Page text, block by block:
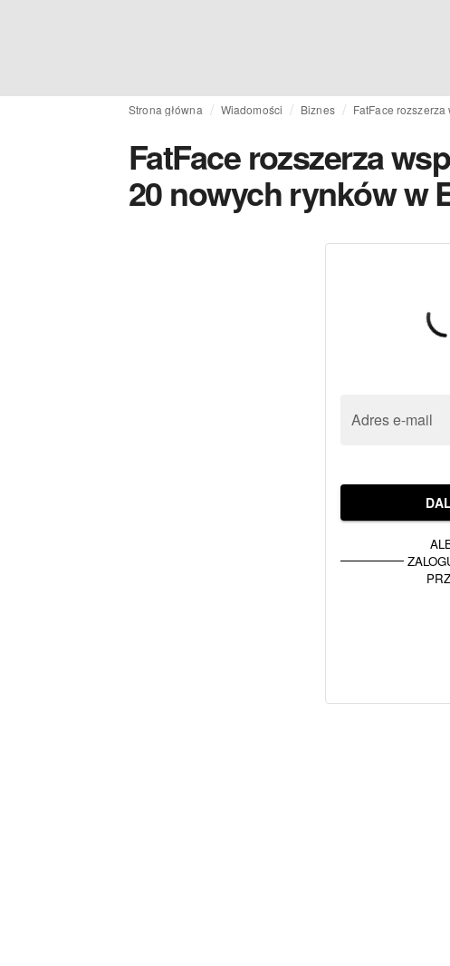
Strona główna Wiadomości Biznes FatFace
FatFace rozszerza
20 nowych rynków w
Adres e-mail